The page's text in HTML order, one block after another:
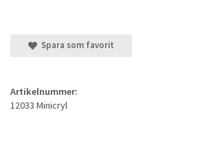
Spara som favorit
Artikelnummer:
12033 Minicryl